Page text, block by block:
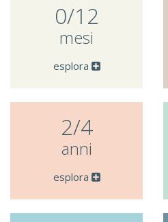
0/12
mesi
esplora
2/4
anni
esplora